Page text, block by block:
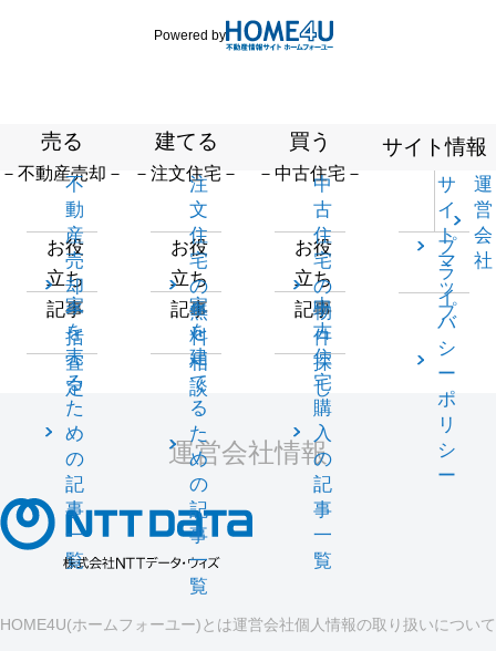
Powered by
売る
－不動産売却－
不
動
産
売
却
一
括
査
定
お役
立ち
記事
家
を
売
る
た
め
の
記
事
一
覧
建てる
－注文住宅－
注
文
住
宅
の
無
料
相
談
お役
立ち
記事
家
を
建
て
る
た
め
の
記
事
一
覧
買う
－中古住宅－
中
古
住
宅
の
物
件
探
し
お役
立ち
記事
中
古
住
宅
購
入
の
記
事
一
覧
サイト情報
サ
イ
ト
マ
ッ
プ
運
営
会
社
プ
ラ
イ
バ
シ
ー
ポ
リ
シ
ー
運営会社情報
HOME4U(ホームフォーユー)とは運営会社個人情報の取り扱いについて